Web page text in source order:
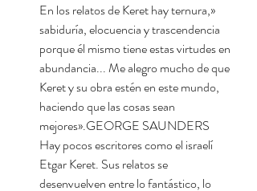
«En los relatos de Keret hay ternura,
sabiduría, elocuencia y trascendencia
porque él mismo tiene estas virtudes en
abundancia... Me alegro mucho de que
Keret y su obra estén en este mundo,
haciendo que las cosas sean
mejores».GEORGE SAUNDERS
Hay pocos escritores como el israelí
Etgar Keret. Sus relatos se
desenvuelven entre lo fantástico, lo